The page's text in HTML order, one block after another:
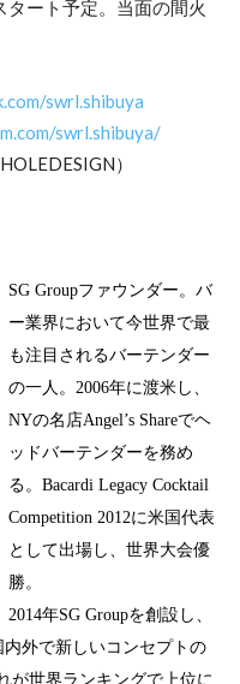
ート予定。当面の間火
swrl.shibuya
swrl.shibuya/
）
SG Groupファウンダー。バ
ー業界において今世界で最
も注目されるバーテンダー
の一人。 2006年に渡米し、
NYの名店Angel’s Shareでヘ
ッドバーテンダーを務め
る。 Bacardi Legacy Cocktail
Competition 2012に米国代表
として出場し、世界大会優
勝。
2014年SG Groupを創設し、
外で新しいコンセプトの
が世界ランキングで上位に